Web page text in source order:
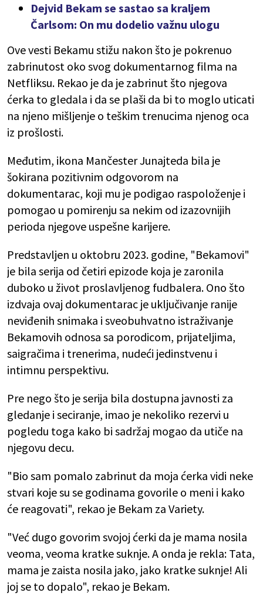
Dejvid Bekam se sastao sa kraljem
Čarlsom: On mu dodelio važnu ulogu
Ove vesti Bekamu stižu nakon što je pokrenuo
zabrinutost oko svog dokumentarnog filma na
Netfliksu. Rekao je da je zabrinut što njegova
ćerka to gledala i da se plaši da bi to moglo uticati
na njeno mišljenje o teškim trenucima njenog oca
iz prošlosti.
Međutim, ikona Mančester Junajteda bila je
šokirana pozitivnim odgovorom na
dokumentarac, koji mu je podigao raspoloženje i
pomogao u pomirenju sa nekim od izazovnijih
perioda njegove uspešne karijere.
Predstavljen u oktobru 2023. godine, "Bekamovi"
je bila serija od četiri epizode ​​koja je zaronila
duboko u život proslavljenog fudbalera. Ono što
izdvaja ovaj dokumentarac je uključivanje ranije
neviđenih snimaka i sveobuhvatno istraživanje
Bekamovih odnosa sa porodicom, prijateljima,
saigračima i trenerima, nudeći jedinstvenu i
intimnu perspektivu.
Pre nego što je serija bila dostupna javnosti za
gledanje i seciranje, imao je nekoliko rezervi u
pogledu toga kako bi sadržaj mogao da utiče na
njegovu decu.
"Bio sam pomalo zabrinut da moja ćerka vidi neke
stvari koje su se godinama govorile o meni i kako
će reagovati", rekao je Bekam za Variety.
"Već dugo govorim svojoj ćerki da je mama nosila
veoma, veoma kratke suknje. A onda je rekla: Tata,
mama je zaista nosila jako, jako kratke suknje! Ali
joj se to dopalo", rekao je Bekam.